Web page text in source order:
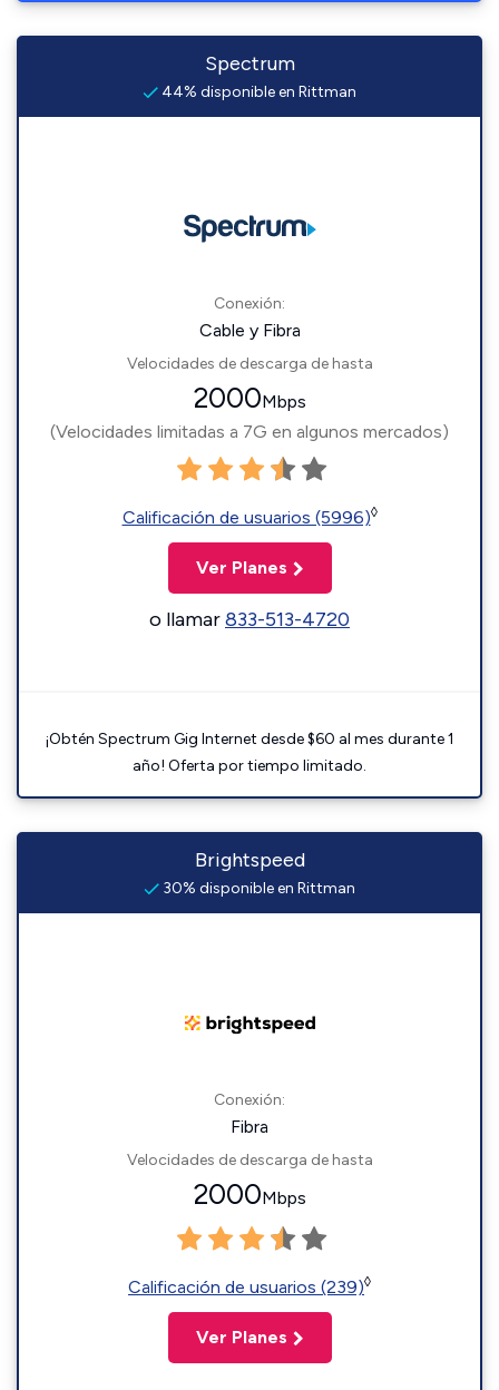
Spectrum
44% disponible en Rittman
Conexión:
Cable y Fibra
Velocidades de descarga de hasta
2000Mbps
(Velocidades limitadas a 7G en algunos mercados)
Calificación de usuarios (5996)◊
Ver Planes
o llamar833-513-4720
¡Obtén Spectrum Gig Internet desde $60 al mes durante 1
año! Oferta por tiempo limitado.
Brightspeed
30% disponible en Rittman
Conexión:
Fibra
Velocidades de descarga de hasta
2000Mbps
Calificación de usuarios (239)◊
Ver Planes